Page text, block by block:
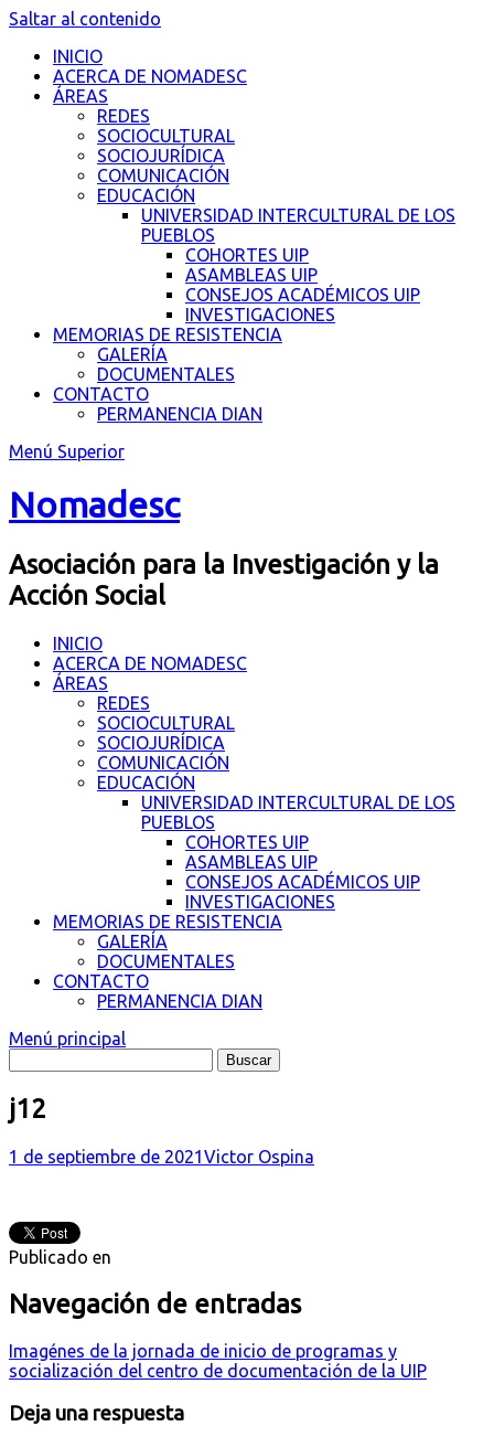
Saltar al contenido
INICIO
ACERCA DE NOMADESC
ÁREAS
REDES
SOCIOCULTURAL
SOCIOJURÍDICA
COMUNICACIÓN
EDUCACIÓN
UNIVERSIDAD INTERCULTURAL DE LOS
PUEBLOS
COHORTES UIP
ASAMBLEAS UIP
CONSEJOS ACADÉMICOS UIP
INVESTIGACIONES
MEMORIAS DE RESISTENCIA
GALERÍA
DOCUMENTALES
CONTACTO
PERMANENCIA DIAN
Menú Superior
Nomadesc
Asociación para la Investigación y la
Acción Social
INICIO
ACERCA DE NOMADESC
ÁREAS
REDES
SOCIOCULTURAL
SOCIOJURÍDICA
COMUNICACIÓN
EDUCACIÓN
UNIVERSIDAD INTERCULTURAL DE LOS
PUEBLOS
COHORTES UIP
ASAMBLEAS UIP
CONSEJOS ACADÉMICOS UIP
INVESTIGACIONES
MEMORIAS DE RESISTENCIA
GALERÍA
DOCUMENTALES
CONTACTO
PERMANENCIA DIAN
Menú principal
j12
1 de septiembre de 2021Victor Ospina
Publicado en
Navegación de entradas
Imagénes de la jornada de inicio de programas y
socialización del centro de documentación de la UIP
Deja una respuesta